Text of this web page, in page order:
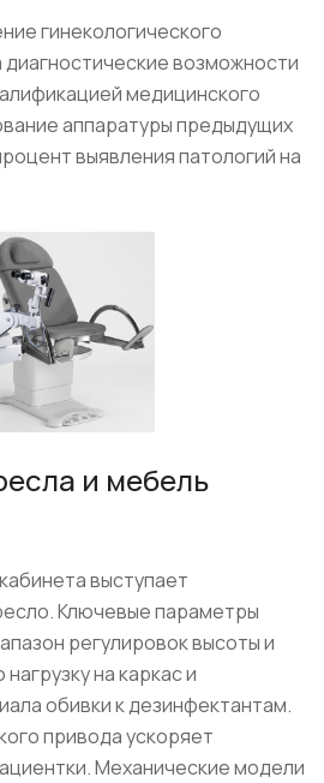
гинекологического
возможности
медицинского
аппаратуры предыдущих
выявления патологий на
и мебель
выступает
Ключевые параметры
регулировок высоты и
на каркас и
обивки к дезинфектантам.
привода ускоряет
Механические модели